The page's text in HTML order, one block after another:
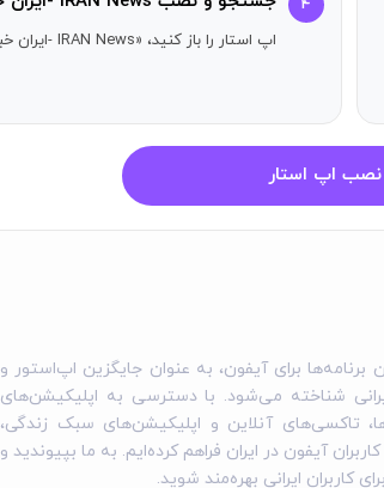
۴
اپ استار را باز کنید، «IRAN News -ایران خبر» را جستجو کنید و دکمه دریافت را بزنید.
اپ استار
برنامه‌ها برای آیفون، به عنوان جایگزین اپ‌استور و
شناخته می‌شود. با دسترسی به اپلیکیشن‌های
تاکسی‌های آنلاین و اپلیکیشن‌های سبک زندگی،
آیفون در ایران فراهم کرده‌ایم. به ما بپیوندید و
کاربران ایرانی بهره‌مند شوید.